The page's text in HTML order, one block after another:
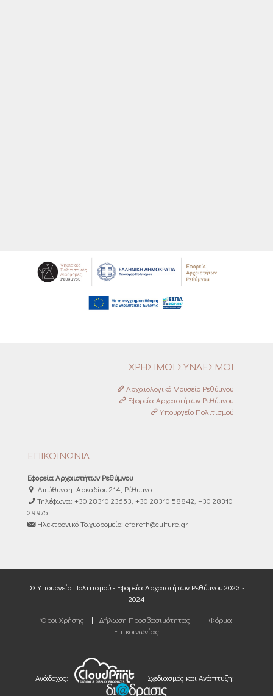
ΧΡΗΣΙΜΟΙ ΣΥΝΔΕΣΜΟΙ
Αρχαιολογικό Μουσείο Ρεθύμνου
Εφορεία Αρχαιοτήτων Ρεθύμνου
Υπουργείο Πολιτισμού
ΕΠΙΚΟΙΝΩΝΙΑ
Εφορεία Αρχαιοτήτων Ρεθύμνου
Διεύθυνση: Αρκαδίου 214, Ρέθυμνο
Τηλέφωνα: +30 28310 23653, +30 28310 58842, +30 28310
29975
Ηλεκτρονικό Ταχυδρομείο: efareth@culture.gr
© Υπουργείο Πολιτισμού - Εφορεία Αρχαιοτήτων Ρεθύμνου 2023 -
2024
Όροι Χρήσης
| Δήλωση Προσβασιμότητας |
Φόρμα
Επικοινωνίας
Ανάδοχος: Σχεδιασμός και Ανάπτυξη: